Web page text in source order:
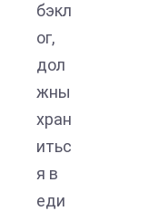
бэкл
ог,
дол
жны
хран
итьс
я в
еди